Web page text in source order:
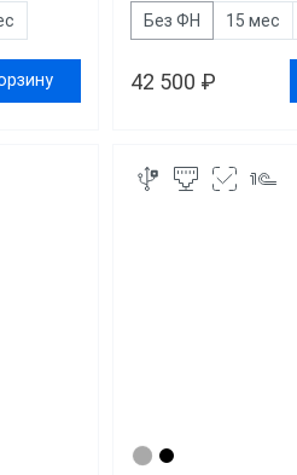
Без ФН 15 мес
42 500 ₽